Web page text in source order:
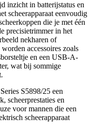
inzicht in batterijstatus en
scheerapparaat eenvoudig
die je met één
precisietrimmer in het
nekharen of
accessoires zoals
en een USB-A-
wat bij sommige
S5898/25 een
scheerprestaties en
voor mannen die een
scheerapparaat